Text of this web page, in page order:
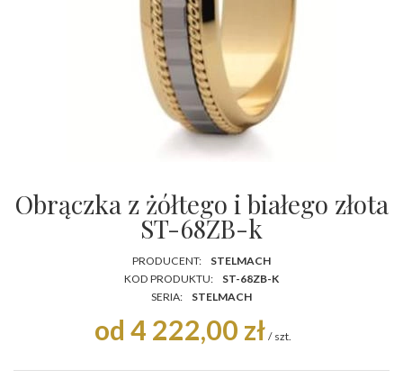
Obrączka z żółtego i białego złota
ST-68ZB-k
PRODUCENT:
STELMACH
KOD PRODUKTU:
ST-68ZB-K
SERIA:
STELMACH
od 4 222,00 zł / szt.